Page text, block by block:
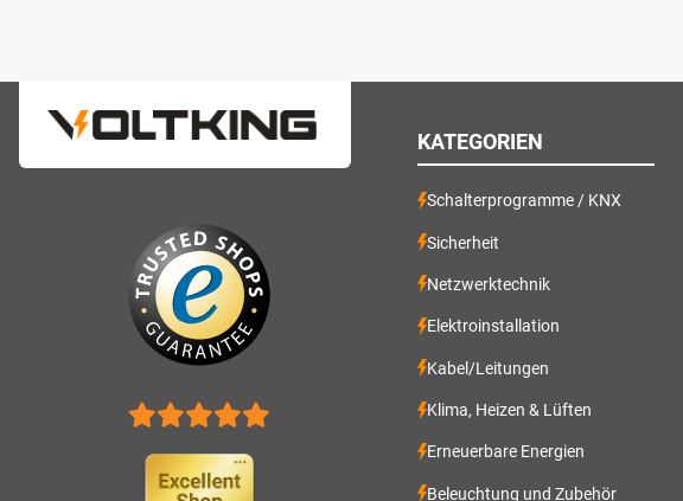
KATEGORIEN
Schalterprogramme / KNX
Sicherheit
Netzwerktechnik
Elektroinstallation
Kabel/Leitungen
Klima, Heizen & Lüften
Erneuerbare Energien
Beleuchtung und Zubehör